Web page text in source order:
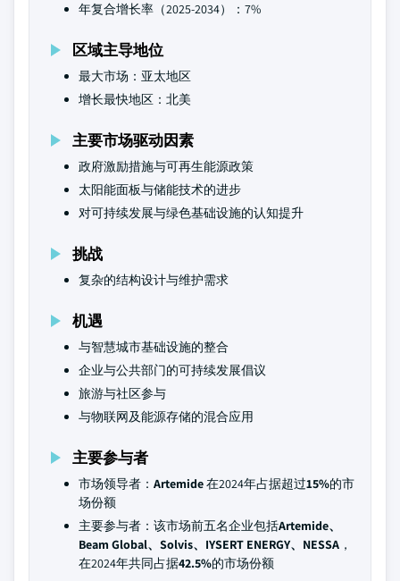
年复合增长率（2025-2034）：7%
区域主导地位
最大市场：亚太地区
增长最快地区：北美
主要市场驱动因素
政府激励措施与可再生能源政策
太阳能面板与储能技术的进步
对可持续发展与绿色基础设施的认知提升
挑战
复杂的结构设计与维护需求
机遇
与智慧城市基础设施的整合
企业与公共部门的可持续发展倡议
旅游与社区参与
与物联网及能源存储的混合应用
主要参与者
市场领导者： Artemide在2024年占据超过15%的市
场份额
主要参与者：该市场前五名企业包括Artemide、
Beam Global、Solvis、IYSERT ENERGY、NESSA ，
在2024年共同占据42.5%的市场份额